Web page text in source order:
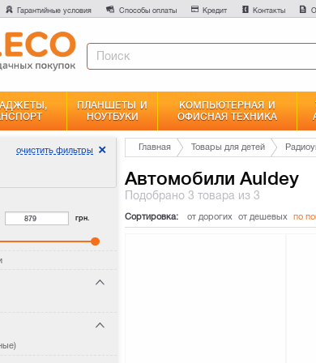
Гарантийные условия Способы оплаты Кредит Контакты
ПЛАНШЕТЫ И
НОУТБУКИ
КОМПЬЮТЕРНАЯ И
ОФИСНАЯ ТЕХНИКА
очистить фильтры
грн.
Главная Товары для детей
Автомобили Auldey
Подобрано3 товара из 3
Сортировка: от дорогих от дешевых по